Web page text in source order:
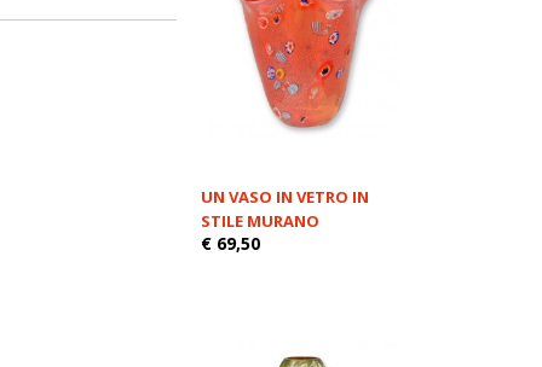
UN VASO IN VETRO IN
STILE MURANO
€ 69,50